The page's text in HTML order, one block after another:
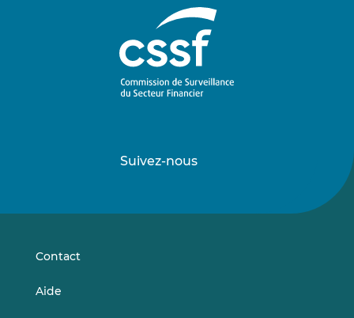
Suivez-nous
sursur
Contact
Aide